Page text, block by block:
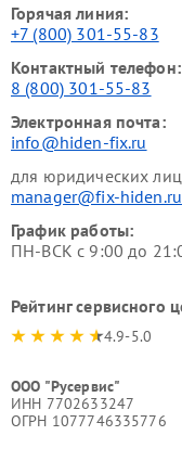
Горячая линия:
+7 (800) 301-55-83
Контактный телефон:
8 (800) 301-55-83
Электронная почта:
info@hiden-fix.ru
для юридических лиц
manager@fix-hiden.ru
График работы:
ПН-ВСК с 9:00 до
Рейтинг сервисного
4.9-5.0
ООО "Русервис"
ИНН 7702633247
ОГРН 1077746335776